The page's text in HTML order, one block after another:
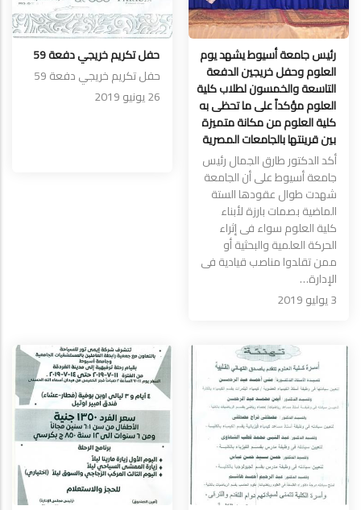
رئيس جامعة أسيوط يشهد يوم
العلوم وحفل خريجين الدفعة
التاسعة والخمسون لطلاب كلية
العلوم مؤكداً على ما تحظى به
كلية العلوم من مكانة متميزة
بين قرينتها بالجامعات المصرية
أكد الدكتور طارق الجمال رئيس
جامعة أسيوط على أن الجامعة
شهدت طوال عقودها الستة
الماضية بصمات بارزة لأبناء
كلية العلوم سواء فى إثراء
الحركة العلمية والبحثية أو
ممن تقلدوا مناصب قيادية فى
الإدارة…
3 يوليو 2019
حفل تكريم خريجي دفعة 59
حفل تكريم خريجي دفعة 59
26 يونيو 2019